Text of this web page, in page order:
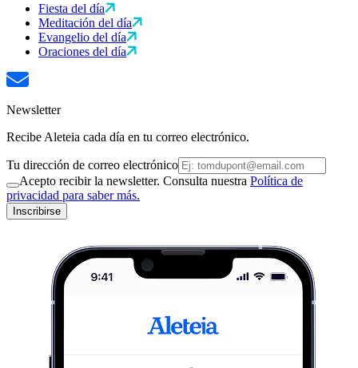
Fiesta del día
Meditación del día
Evangelio del día
Oraciones del día
Newsletter
Recibe Aleteia cada día en tu correo electrónico.
Tu dirección de correo electrónico
Acepto recibir la newsletter. Consulta nuestra Política de
privacidad para saber más.
Inscribirse